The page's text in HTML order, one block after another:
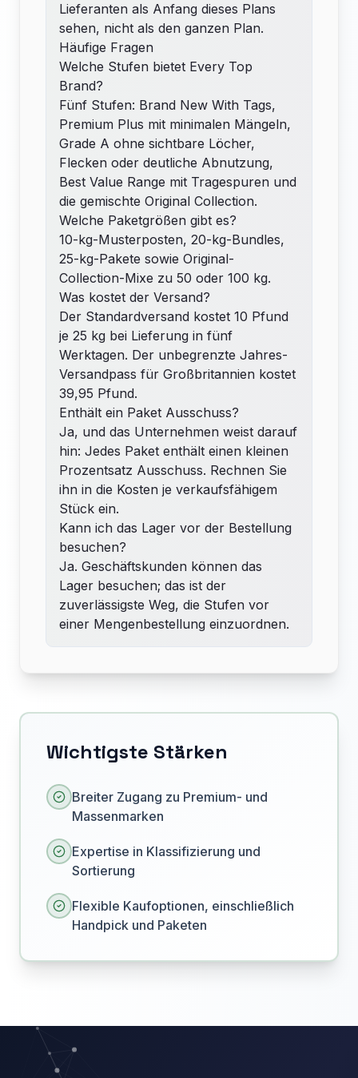
Lieferanten als Anfang dieses Plans
sehen, nicht als den ganzen Plan.
Häufige Fragen
Welche Stufen bietet Every Top
Brand?
Fünf Stufen: Brand New With Tags,
Premium Plus mit minimalen Mängeln,
Grade A ohne sichtbare Löcher,
Flecken oder deutliche Abnutzung,
Best Value Range mit Tragespuren und
die gemischte Original Collection.
Welche Paketgrößen gibt es?
10-kg-Musterposten, 20-kg-Bundles,
25-kg-Pakete sowie Original-
Collection-Mixe zu 50 oder 100 kg.
Was kostet der Versand?
Der Standardversand kostet 10 Pfund
je 25 kg bei Lieferung in fünf
Werktagen. Der unbegrenzte Jahres-
Versandpass für Großbritannien kostet
39,95 Pfund.
Enthält ein Paket Ausschuss?
Ja, und das Unternehmen weist darauf
hin: Jedes Paket enthält einen kleinen
Prozentsatz Ausschuss. Rechnen Sie
ihn in die Kosten je verkaufsfähigem
Stück ein.
Kann ich das Lager vor der Bestellung
besuchen?
Ja. Geschäftskunden können das
Lager besuchen; das ist der
zuverlässigste Weg, die Stufen vor
einer Mengenbestellung einzuordnen.
Wichtigste Stärken
Breiter Zugang zu Premium- und
Massenmarken
Expertise in Klassifizierung und
Sortierung
Flexible Kaufoptionen, einschließlich
Handpick und Paketen